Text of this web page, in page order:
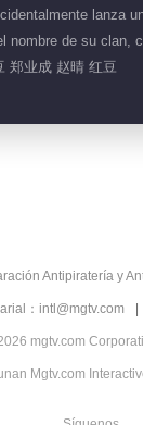
lanza
de su clan,
郑业成 赵晴 红豆
Antipiratería y
：intl@mgtv.com
mgtv.com
Mgtv.com